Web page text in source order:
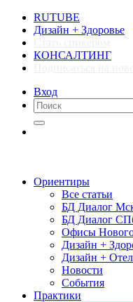
RUTUBE
Дизайн + Здоровье
КОНСАЛТИНГ
Вход
Ориентиры
Все статьи
БД Диалог
БД Диалог
Офисы
Дизайн +
Дизайн +
Новости
События
Практики